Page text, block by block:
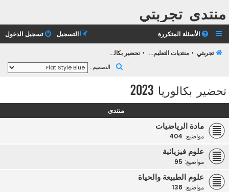
منتدى تجربتي
الأسئلة المتكررة تسجيل الدخول التسجيل
تجربتي منتديات التعليم الثانوي تحضير بكالوريا 2023
التصميم :
ب
تحضير بكالوريا 2023
منتدى
مادة الرياضيات
مواضيع: 404
علوم فيزيائية
مواضيع: 95
علوم الطبيعة والحياة
مواضيع: 138